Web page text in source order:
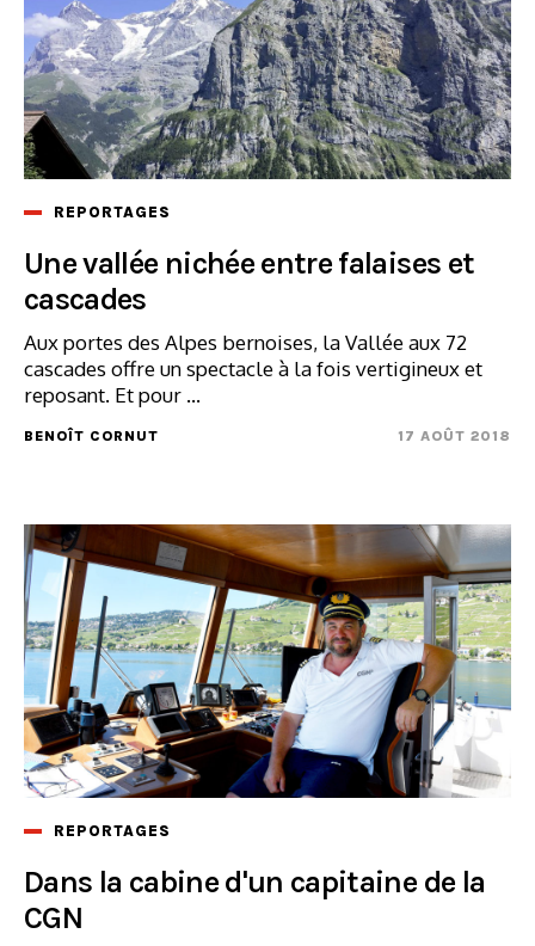
REPORTAGES
Une vallée nichée entre falaises et
cascades
Aux portes des Alpes bernoises, la Vallée aux 72
cascades offre un spectacle à la fois vertigineux et
reposant. Et pour ...
BENOÎT CORNUT 17 AOÛT 2018
REPORTAGES
Dans la cabine d'un capitaine de la
CGN